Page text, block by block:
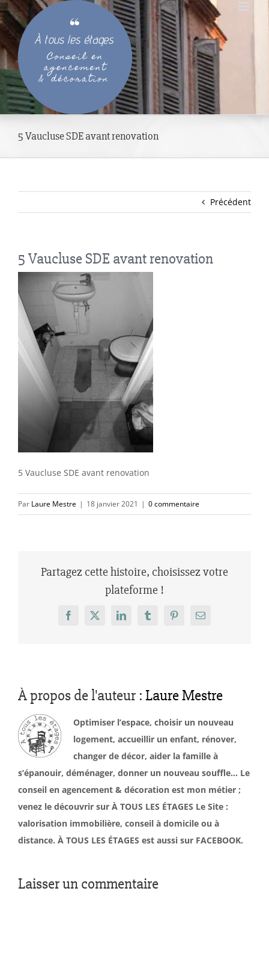
Passer
au
contenu
5 Vaucluse SDE avant renovation
Précédent
5 Vaucluse SDE avant renovation
5 Vaucluse SDE avant renovation
Par Laure Mestre | 18 janvier 2021 | 0 commentaire
Partagez cette histoire, choisissez votre
plateforme !
Facebook
X LinkedInTumblrPinterestEmail
À propos de l'auteur : Laure Mestre
Optimiser l’espace, choisir un nouveau
logement, accueillir un enfant, rénover,
changer de décor, aider la famille à
s’épanouir, déménager, donner un nouveau souffle… Le
conseil en agencement & décoration est mon métier ;
venez le découvrir sur À TOUS LES ÉTAGES Le Site :
valorisation immobilière, conseil à domicile ou à
distance. À TOUS LES ÉTAGES est aussi sur FACEBOOK.
Laisser un commentaire